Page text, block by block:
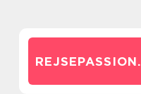
REJSEPASSION.